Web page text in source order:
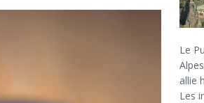
Le
allie
Les